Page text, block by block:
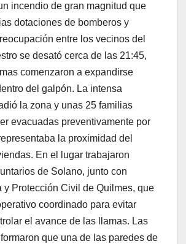
incendio de gran magnitud que
dotaciones de bomberos y
entre los vecinos del
se desató cerca de las 21:45,
comenzaron a expandirse
del galpón. La intensa
la zona y unas 25 familias
evacuadas preventivamente por
la proximidad del
En el lugar trabajaron
de Solano, junto con
y Protección Civil de Quilmes, que
coordinado para evitar
el avance de las llamas. Las
que una de las paredes de